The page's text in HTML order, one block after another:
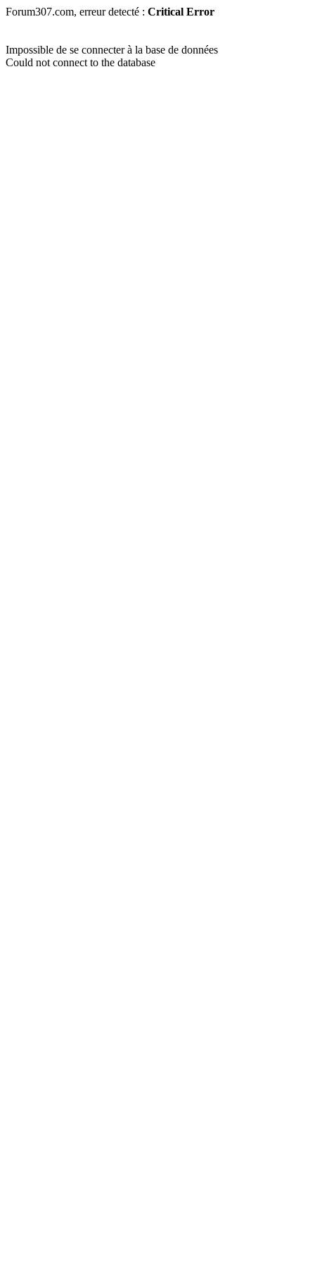
Forum307.com, erreur detecté : Critical Error
Impossible de se connecter à la base de données
Could not connect to the database